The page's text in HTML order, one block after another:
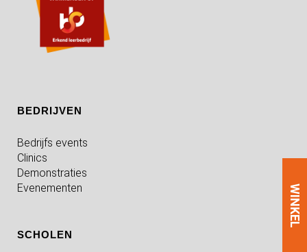
WINKEL
BEDRIJVEN
Bedrijfs events
Clinics
Demonstraties
Evenementen
SCHOLEN